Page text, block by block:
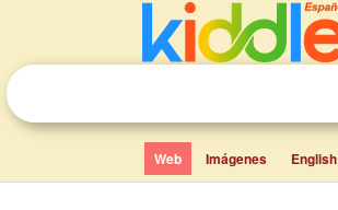
Web Imágenes English